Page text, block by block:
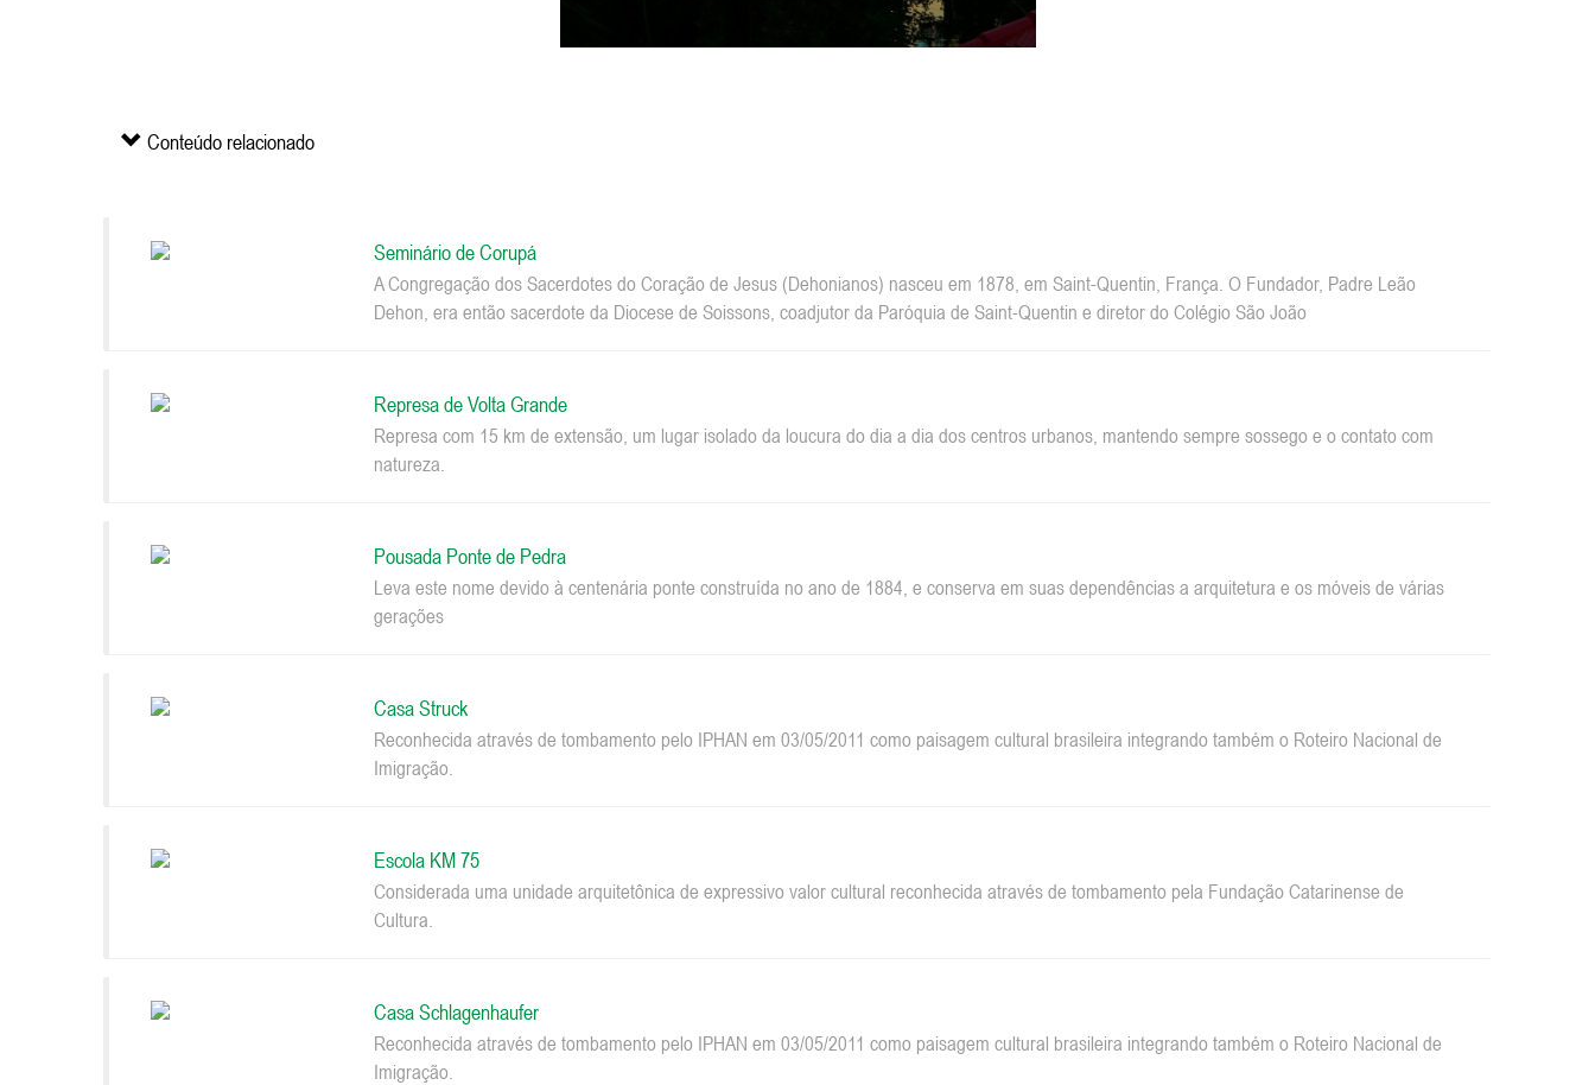
Conteúdo relacionado
Seminário de Corupá
A Congregação dos Sacerdotes do Coração de Jesus (Dehonianos) nasceu em 1878, em Saint-Quentin, França. O Fundador, Padre Leão
Dehon, era então sacerdote da Diocese de Soissons, coadjutor da Paróquia de Saint-Quentin e diretor do Colégio São João
Represa de Volta Grande
Represa com 15 km de extensão, um lugar isolado da loucura do dia a dia dos centros urbanos, mantendo sempre sossego e o contato com
natureza.
Pousada Ponte de Pedra
Leva este nome devido à centenária ponte construída no ano de 1884, e conserva em suas dependências a arquitetura e os móveis de várias
gerações
Casa Struck
Reconhecida através de tombamento pelo IPHAN em 03/05/2011 como paisagem cultural brasileira integrando também o Roteiro Nacional de
Imigração.
Escola KM 75
Considerada uma unidade arquitetônica de expressivo valor cultural reconhecida através de tombamento pela Fundação Catarinense de
Cultura.
Casa Schlagenhaufer
Reconhecida através de tombamento pelo IPHAN em 03/05/2011 como paisagem cultural brasileira integrando também o Roteiro Nacional de
Imigração.